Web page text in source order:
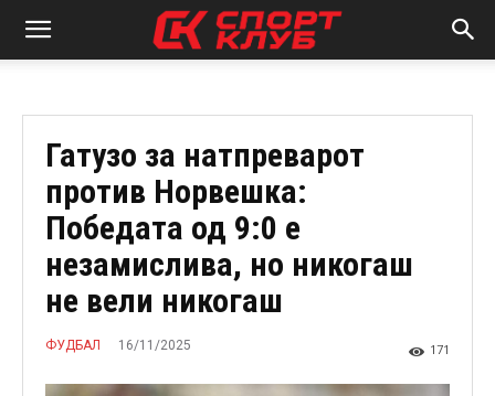
Гатузо за натпреварот
против Норвешка:
Победата од 9:0 е
незамислива, но никогаш
не вели никогаш
ФУДБАЛ 16/11/2025 171